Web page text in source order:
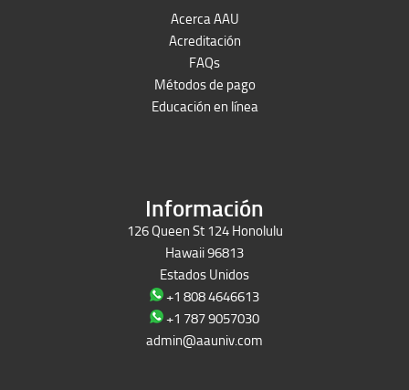
Acerca AAU
Acreditación
FAQs
Métodos de pago
Educación en línea
Información
126 Queen St 124 Honolulu
Hawaii 96813
Estados Unidos
+1 808 4646613
+1 787 9057030
admin@aauniv.com